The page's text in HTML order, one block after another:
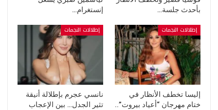
بأحدث جلسة…
إنستغرام…
إطلالات النجمات
إليسا تخطف الأنظار في
ختام مهرجان “أعياد بيروت”..
إطلالات النجمات
نانسي عجرم بإطلالة أنيقة
تثير الجدل… بين الإعجاب